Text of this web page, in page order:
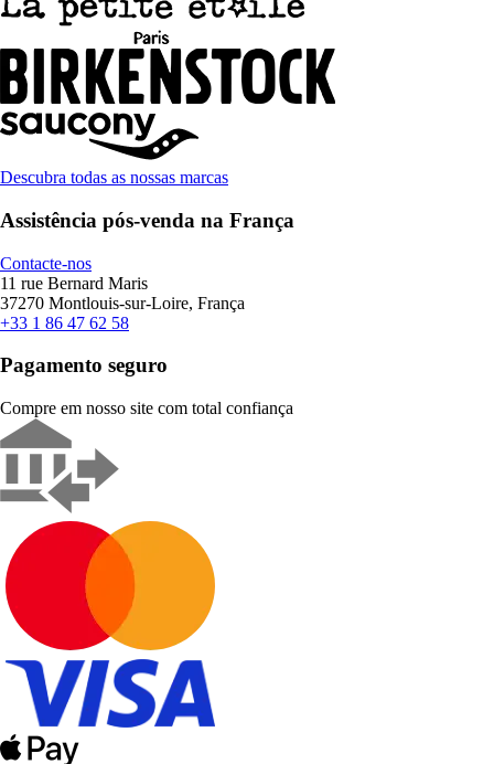
Descubra todas as nossas marcas
Assistência pós-venda na França
Contacte-nos
11 rue Bernard Maris
37270 Montlouis-sur-Loire, França
+33 1 86 47 62 58
Pagamento seguro
Compre em nosso site com total confiança